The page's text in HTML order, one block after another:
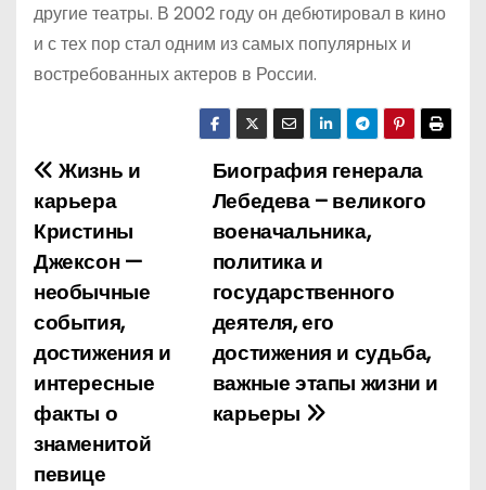
другие театры. В 2002 году он дебютировал в кино
и с тех пор стал одним из самых популярных и
востребованных актеров в России.
Н
а
в
и
г
а
ц
Биография генерала
Лебедева – великого
военачальника,
политика и
государственного
деятеля, его
достижения и судьба,
важные этапы жизни и
карьеры
Жизнь и
карьера
Кристины
Джексон —
необычные
события,
достижения и
интересные
факты о
знаменитой
певице